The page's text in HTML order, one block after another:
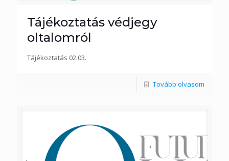
Tájékoztatás védjegy
oltalomról
Tájékoztatás 02.03.
Tovább olvasom